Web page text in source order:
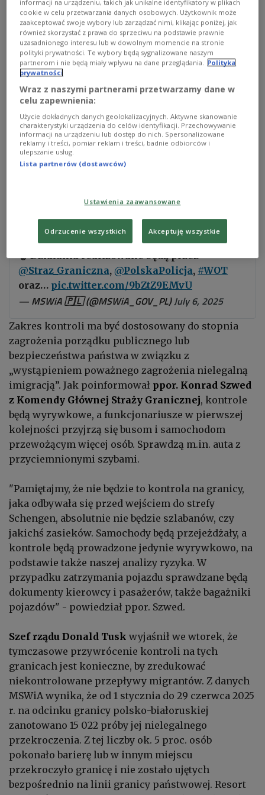
kontrole będą prowadzone przez 30 dni - do 5
sierpnia. W tym czasie na granicy z Niemcami
działały będą 52 przejścia graniczne, z czego w 16
miejscach będą prowadzone kontrole stałe. Z kolei
na granicy z Litwą wytypowano 13 miejsc
prowadzenia kontroli, z czego w dwóch miejscach
będą prowadzone kontrole stałe - w dawnych
przejściach granicznych Budzisko i Ogrodniki.
🔴 Od 7 lipca selektywne kontrole na
granicach z Niemcami i Litwą 🛂
👮 Działania realizowane będą przez
@Straz_Graniczna, @PolskaPolicja, #WOT
oraz… pic.twitter.com/9bZtZ9EMvU
— MSWiA 🇵🇱 (@MSWiA_GOV_PL)July 6, 2025
Zakres kontroli ma być dostosowany do stopnia
zagrożenia porządku publicznego lub
bezpieczeństwa państwa w związku z
„wystąpieniem poważnego zagrożenia nielegalną
imigracją”. Jak poinformował ppor. Konrad Szwed
z Komendy Głównej Straży Granicznej, kontrole
będą wyrywkowe, a funkcjonariusze w pierwszej
kolejności przyjrzą się busom i samochodom
przewożącym więcej osób. Sprawdzą m.in. auta z
przyciemnionymi szybami.
"Pamiętajmy, że nie będzie to kontrola na granicy,
jaka odbywała się przed wejściem do strefy
Schengen, absolutnie nie będzie szlabanów, czy
jakichś zasieków. Samochody będą przejeżdżały, a
kontrole będą prowadzone jedynie wyrywkowo, na
podstawie także naszej analizy ryzyka. W
przypadku zatrzymania pojazdu sprawdzane będą
dokumenty kierowcy i pasażerów, także bagażniki
pojazdów" - powiedział ppor. Szwed.
Szef rządu Donald Tusk wyjaśnił we wtorek, że
tymczasowe przywrócenie kontroli na tych
granicach jest konieczne, by zredukować
niekontrolowane przepływy migrantów. Z danych
MSWiA wynika, że od 1 stycznia do 29 czerwca 2025
r. na odcinku granicy polsko-białoruskiej
zanotowano 15 022 próby jej nielegalnego
przekroczenia. Z tej liczby ok. 5 proc. osób
pokonało barierę lub w innym miejscu
przekroczyło granicę i nie zostało ujętych
bezpośrednio na linii granicy państwowej. Resort
informacji na urządzeniu, takich jak unikalne identyfikatory w plikach
cookie w celu przetwarzania danych osobowych. Użytkownik może
zaakceptować swoje wybory lub zarządzać nimi, klikając poniżej, jak
również skorzystać z prawa do sprzeciwu na podstawie prawnie
uzasadnionego interesu lub w dowolnym momencie na stronie
polityki prywatności. Te wybory będą sygnalizowane naszym
partnerom i nie będą miały wpływu na dane przeglądania. Polityka
prywatności
Wraz z naszymi partnerami przetwarzamy dane w
celu zapewnienia:
Użycie dokładnych danych geolokalizacyjnych. Aktywne skanowanie
charakterystyki urządzenia do celów identyfikacji. Przechowywanie
informacji na urządzeniu lub dostęp do nich. Spersonalizowane
reklamy i treści, pomiar reklam i treści, badnie odbiorców i
ulepszanie usług.
Lista partnerów (dostawców)
Ustawienia zaawansowane
Odrzucenie wszystkich Akceptuję wszystkie